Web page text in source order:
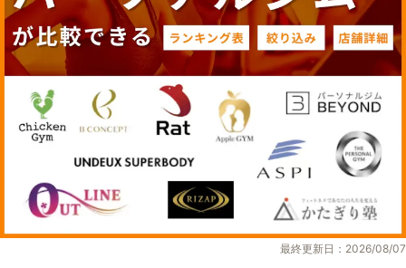
最終更新日：2026/08/07